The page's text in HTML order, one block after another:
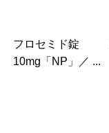
フロセミド錠
10mg「NP」／ ...